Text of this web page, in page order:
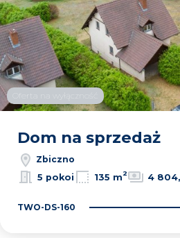
Oferta na wyłączność
Dom na sprzedaż
Zbiczno
5 pokoi
135 m2 4
TWO-DS-160